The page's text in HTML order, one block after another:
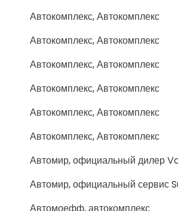
Автокомплекс, Автокомплекс
Автокомплекс, Автокомплекс
Автокомплекс, Автокомплекс
Автокомплекс, Автокомплекс
Автокомплекс, Автокомплекс
Автокомплекс, Автокомплекс
Автомир, официальный дилер
Автомир, официальный сервис